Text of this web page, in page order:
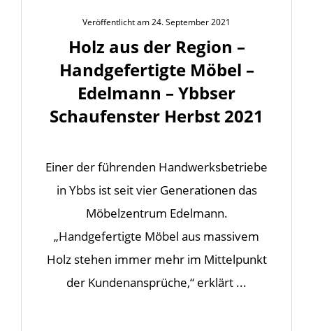
Veröffentlicht am 24. September 2021
Holz aus der Region –
Handgefertigte Möbel –
Edelmann – Ybbser
Schaufenster Herbst 2021
Einer der führenden Handwerksbetriebe
in Ybbs ist seit vier Generationen das
Möbelzentrum Edelmann.
„Handgefertigte Möbel aus massivem
Holz stehen immer mehr im Mittelpunkt
der Kundenansprüche,“ erklärt ...